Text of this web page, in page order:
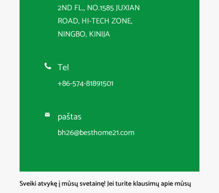
2ND FL., NO.1585 JUXIAN
ROAD, HI-TECH ZONE,
NINGBO, KINIJA
 Tel
+86-574-81891501
 paštas
bh26@besthome21.com
Sveiki atvykę į mūsų svetainę! Jei turite klausimų apie mūsų